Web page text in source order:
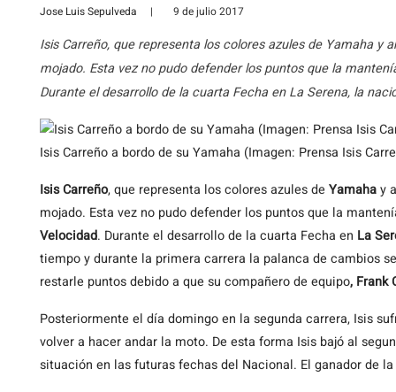
Jose Luis Sepulveda | 9 de julio 2017
Isis Carreño, que representa los colores azules de Yamaha y
mojado. Esta vez no pudo defender los puntos que la
Durante el desarrollo de la cuarta Fecha en La Serena, la
Isis Carreño a bordo de su Yamaha (Imagen: Prensa Isis
Isis Carreño, que representa los colores azules de Yamahay
mojado. Esta vez no pudo defender los puntos que la
Velocidad. Durante el desarrollo de la cuarta Fecha en La
tiempo y durante la primera carrera la palanca de cambios
restarle puntos debido a que su compañero de equipo, Frank
Posteriormente el día domingo en la segunda carrera, Isis
volver a hacer andar la moto. De esta forma Isis bajó al
situación en las futuras fechas del Nacional. El ganador de